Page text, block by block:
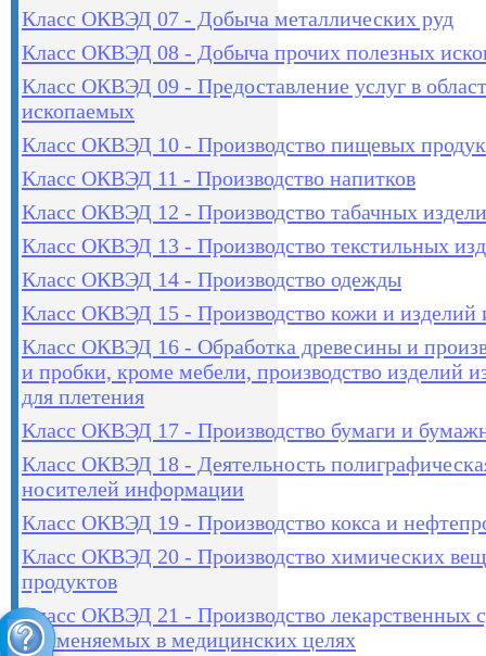
Класс ОКВЭД 07 - Добыча металлических руд
Класс ОКВЭД 08 - Добыча прочих полезных
Класс ОКВЭД 09 - Предоставление услуг в
ископаемых
Класс ОКВЭД 10 - Производство пищевых
Класс ОКВЭД 11 - Производство напитков
Класс ОКВЭД 12 - Производство табачных
Класс ОКВЭД 13 - Производство текстильных
Класс ОКВЭД 14 - Производство одежды
Класс ОКВЭД 15 - Производство кожи и изделий
Класс ОКВЭД 16 - Обработка древесины и
и пробки, кроме мебели, производство изделий
для плетения
Класс ОКВЭД 17 - Производство бумаги и
Класс ОКВЭД 18 - Деятельность
носителей информации
Класс ОКВЭД 19 - Производство кокса и
Класс ОКВЭД 20 - Производство химических
продуктов
Класс ОКВЭД 21 - Производство лекарственных
применяемых в медицинских целях